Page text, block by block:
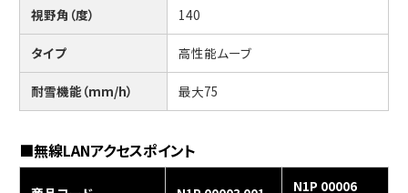
視野角（度） 140
タイプ 高性能ムーブ
耐雪機能（mm/h） 最大75
■無線LANアクセスポイント
N1P 00006